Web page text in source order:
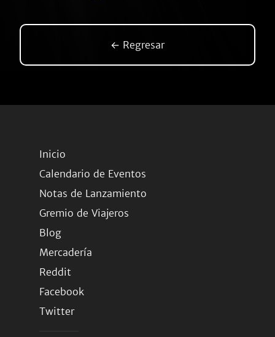
← Regresar
Inicio
Calendario de Eventos
Notas de Lanzamiento
Gremio de Viajeros
Blog
Mercadería
Reddit
Facebook
Twitter